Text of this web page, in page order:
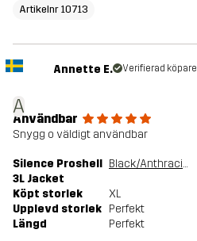
Artikelnr 10713
A
Annette E. Verifierad köpare
Användbar
Snygg o väldigt användbar
Silence Proshell
3L Jacket
Black/Anthracite
Köpt storlek
XL
Upplevd storlek Perfekt
Längd
Perfekt